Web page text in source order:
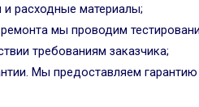
и расходные материалы;
мы проводим
требованиям заказчика;
Мы предоставляем